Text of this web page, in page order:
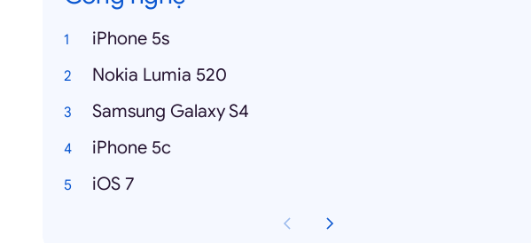
iPhone 5s
Nokia Lumia 520
Samsung Galaxy S4
iPhone 5c
iOS 7